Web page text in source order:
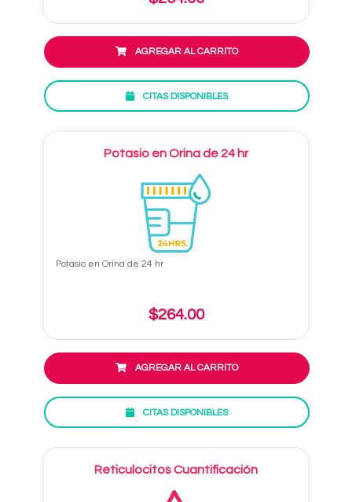
AGREGAR AL CARRITO
CITAS DISPONIBLES
Potasio en Orina de 24 hr
Potasio en Orina de 24 hr
$264.00
AGREGAR AL CARRITO
CITAS DISPONIBLES
Reticulocitos Cuantificación